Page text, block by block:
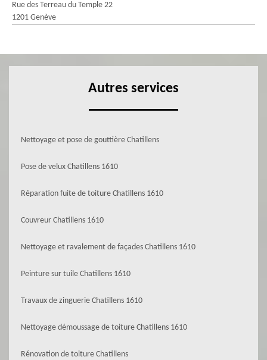
Rue des Terreau du Temple 22
1201 Genève
Autres services
Nettoyage et pose de gouttière Chatillens
Pose de velux Chatillens 1610
Réparation fuite de toiture Chatillens 1610
Couvreur Chatillens 1610
Nettoyage et ravalement de façades Chatillens 1610
Peinture sur tuile Chatillens 1610
Travaux de zinguerie Chatillens 1610
Nettoyage démoussage de toiture Chatillens 1610
Rénovation de toiture Chatillens